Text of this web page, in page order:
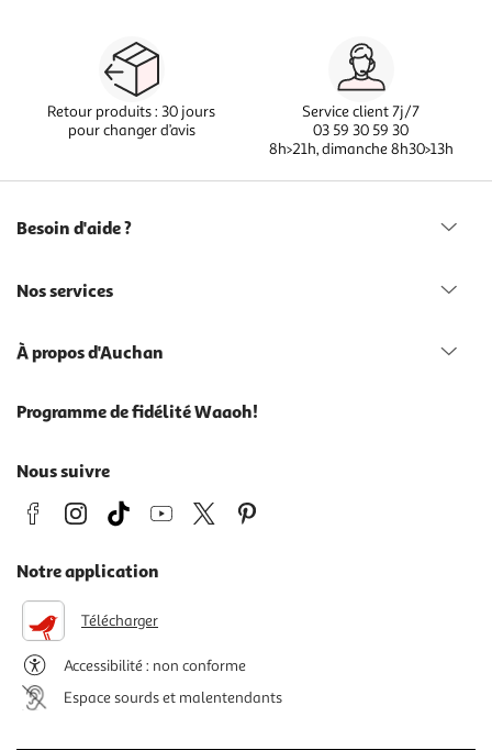
Retour produits : 30 jours
pour changer d’avis
Service client 7j/7
03 59 30 59 30
8h>21h, dimanche 8h30>13h
Besoin d'aide ?
Nos services
À propos d'Auchan
Programme de fidélité Waaoh!
Nous suivre
Notre application
Télécharger
Accessibilité : non conforme
Espace sourds et malentendants